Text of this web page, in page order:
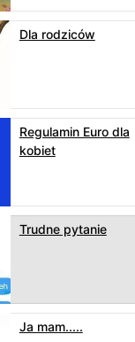
Dla rodziców
Regulamin Euro dla
kobiet
Trudne pytanie
Ja mam.....